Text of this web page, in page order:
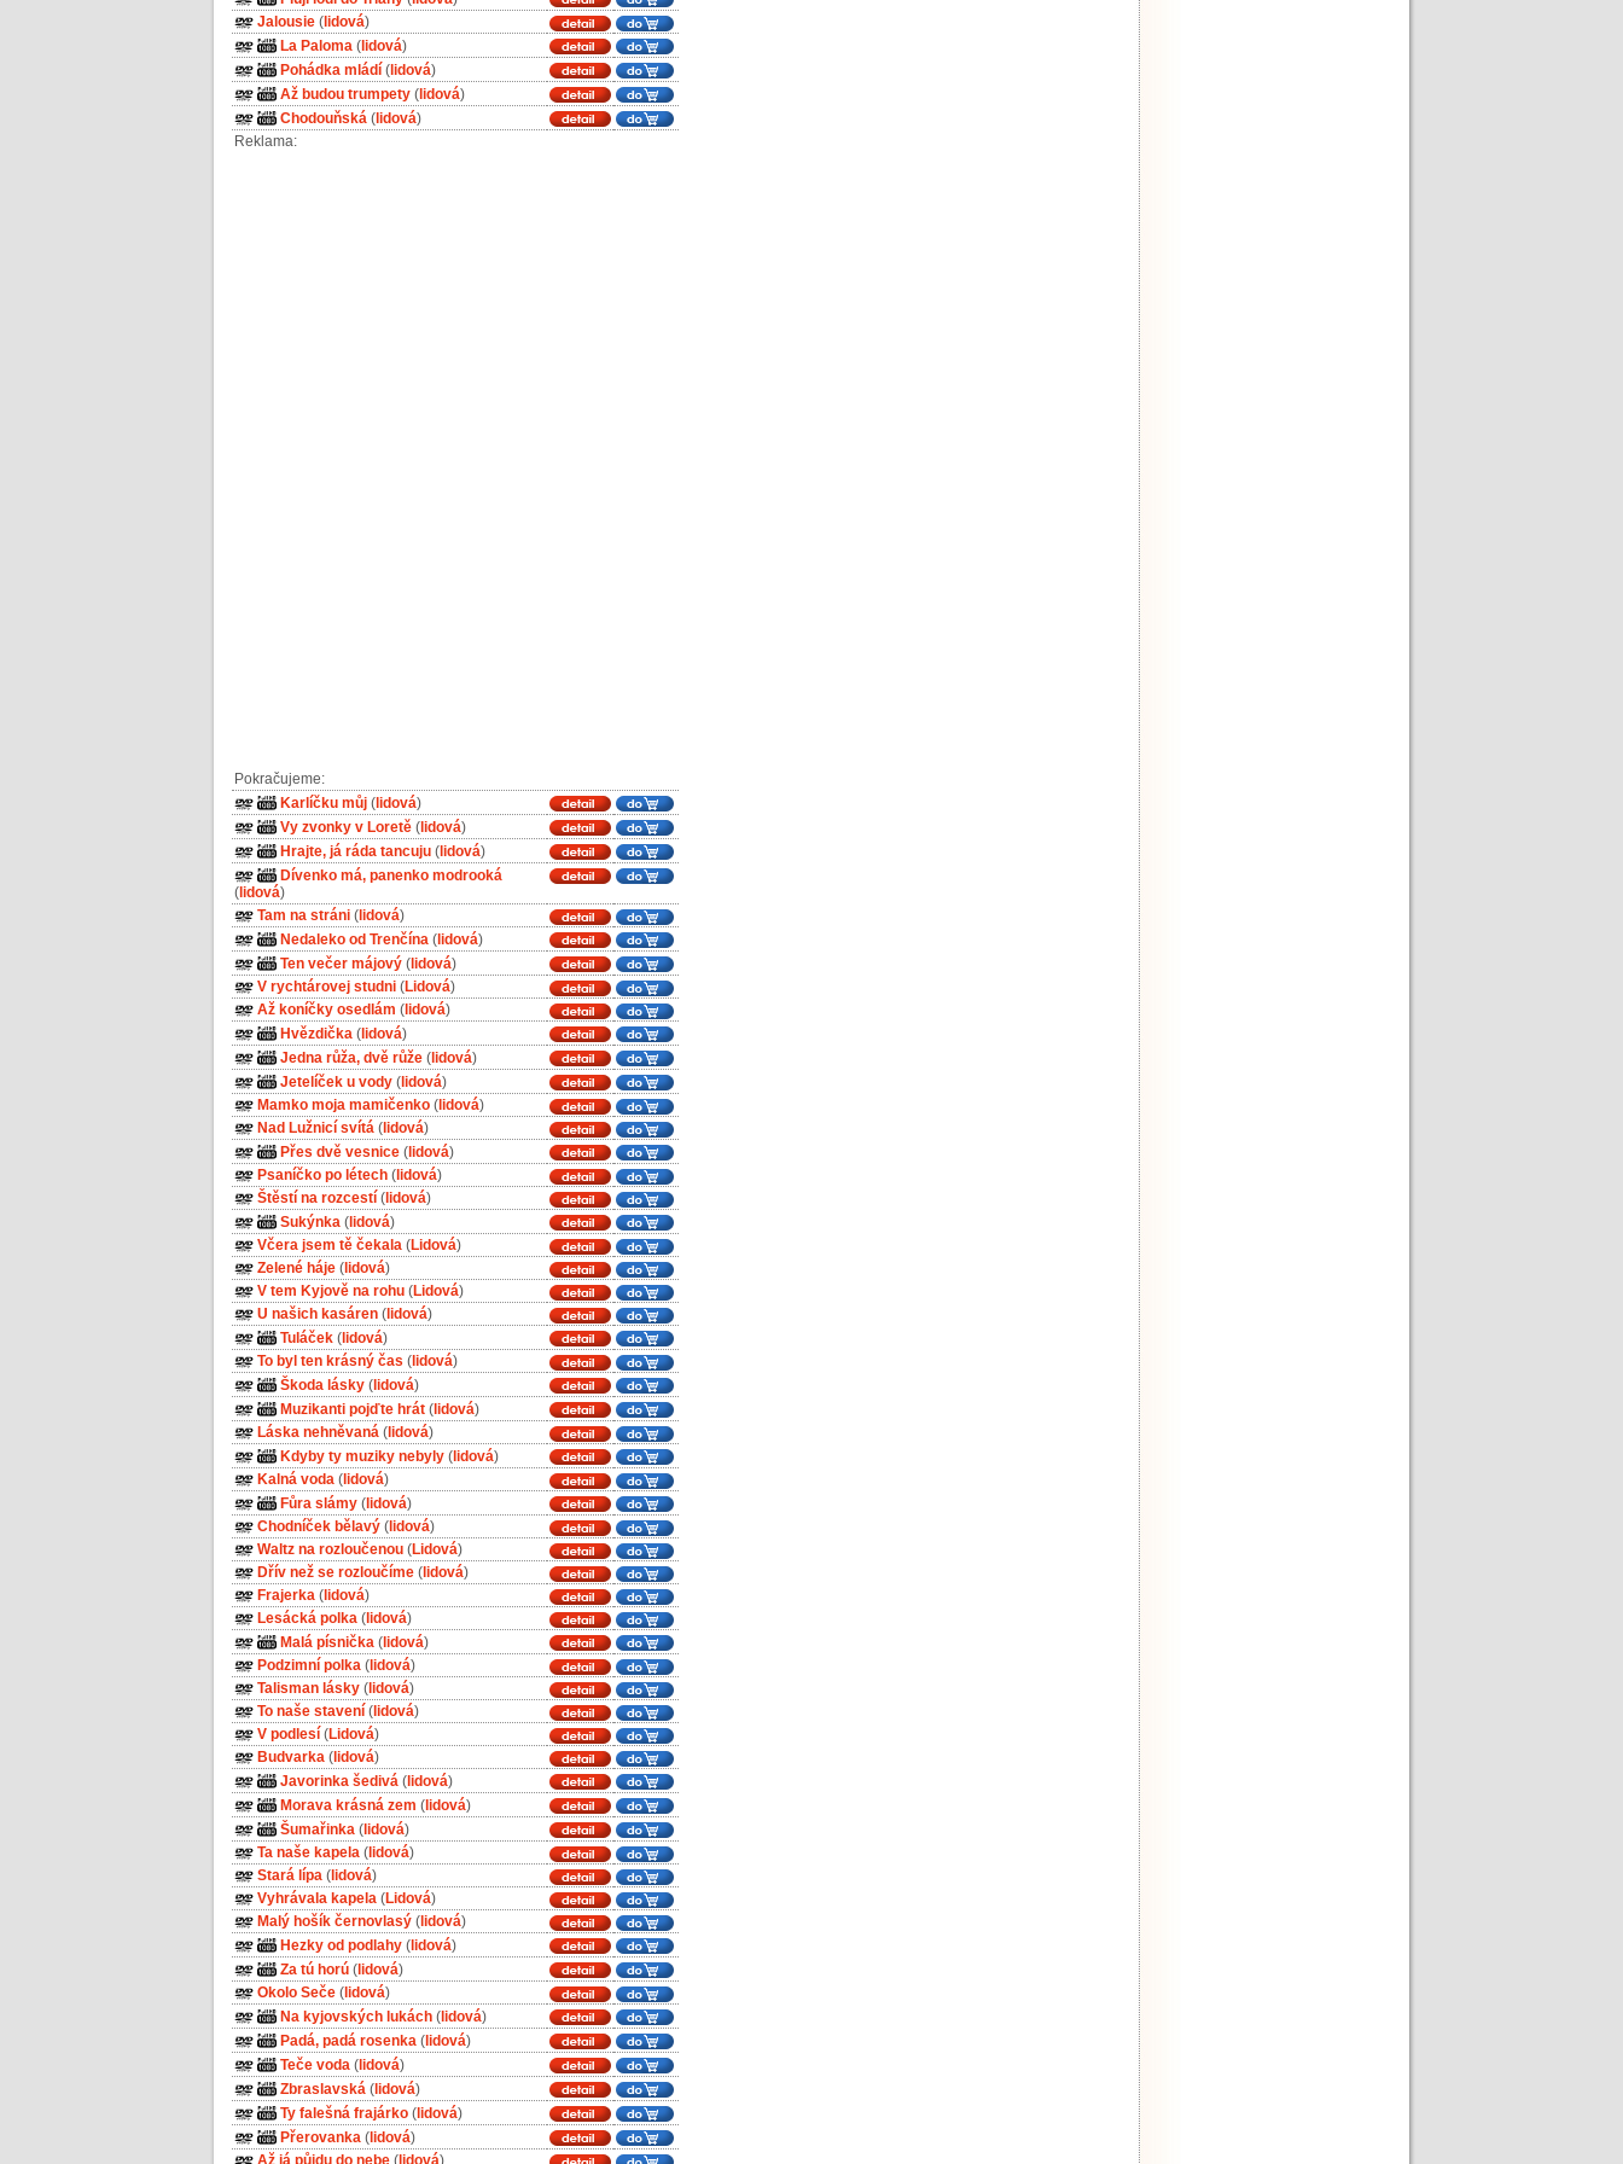
Jalousie (lidová)
La Paloma ( lidová)
Pohádka mládí ( lidová)
Až budou trumpety ( lidová)
Chodouňská ( lidová)
Reklama:
Pokračujeme:
Karlíčku můj ( lidová)
Vy zvonky v Loretě ( lidová)
Hrajte, já ráda tancuju ( lidová)
Dívenko má, panenko modrooká
( lidová)
Tam na stráni (lidová)
Nedaleko od Trenčína ( lidová)
Ten večer májový ( lidová)
V rychtárovej studni (Lidová)
Až koníčky osedlám (lidová)
Hvězdička ( lidová)
Jedna růža, dvě růže ( lidová)
Jetelíček u vody ( lidová)
Mamko moja mamičenko (lidová)
Nad Lužnicí svítá (lidová)
Přes dvě vesnice ( lidová)
Psaníčko po létech (lidová)
Štěstí na rozcestí (lidová)
Sukýnka ( lidová)
Včera jsem tě čekala (Lidová)
Zelené háje (lidová)
V tem Kyjově na rohu (Lidová)
U našich kasáren (lidová)
Tuláček ( lidová)
To byl ten krásný čas (lidová)
Škoda lásky ( lidová)
Muzikanti pojďte hrát ( lidová)
Láska nehněvaná (lidová)
Kdyby ty muziky nebyly ( lidová)
Kalná voda (lidová)
Fůra slámy ( lidová)
Chodníček bělavý (lidová)
Waltz na rozloučenou (Lidová)
Dřív než se rozloučíme (lidová)
Frajerka (lidová)
Lesácká polka (lidová)
Malá písnička ( lidová)
Podzimní polka (lidová)
Talisman lásky (lidová)
To naše stavení (lidová)
V podlesí (Lidová)
Budvarka (lidová)
Javorinka šedivá ( lidová)
Morava krásná zem ( lidová)
Šumařinka ( lidová)
Ta naše kapela (lidová)
Stará lípa (lidová)
Vyhrávala kapela (Lidová)
Malý hošík černovlasý (lidová)
Hezky od podlahy ( lidová)
Za tú horú ( lidová)
Okolo Seče (lidová)
Na kyjovských lukách ( lidová)
Padá, padá rosenka ( lidová)
Teče voda ( lidová)
Zbraslavská ( lidová)
Ty falešná frajárko ( lidová)
Přerovanka ( lidová)
Až já půjdu do nebe (lidová)